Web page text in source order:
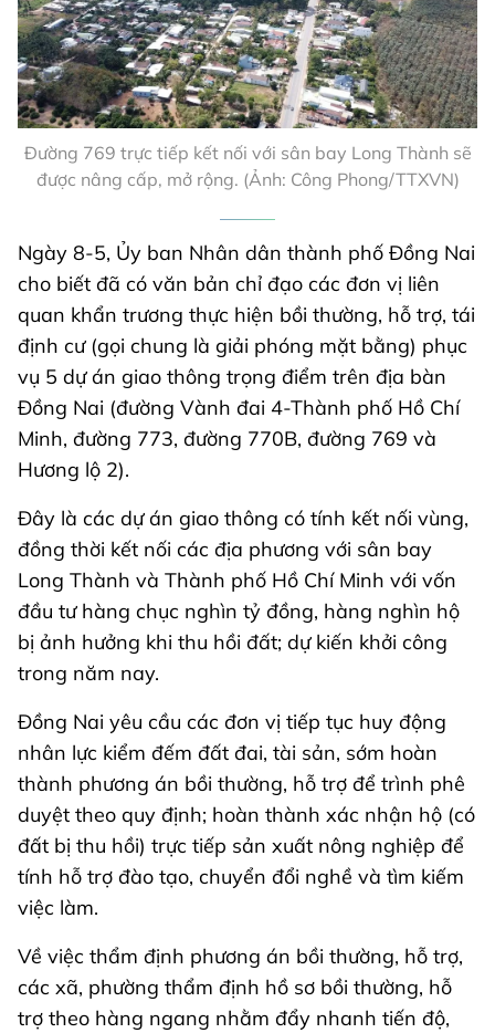
Đường 769 trực tiếp kết nối với sân bay Long Thành sẽ
được nâng cấp, mở rộng. (Ảnh: Công Phong/TTXVN)
Ngày 8-5, Ủy ban Nhân dân thành phố Đồng Nai
cho biết đã có văn bản chỉ đạo các đơn vị liên
quan khẩn trương thực hiện bồi thường, hỗ trợ, tái
định cư (gọi chung là giải phóng mặt bằng) phục
vụ 5 dự án giao thông trọng điểm trên địa bàn
Đồng Nai (đường Vành đai 4-Thành phố Hồ Chí
Minh, đường 773, đường 770B, đường 769 và
Hương lộ 2).
Đây là các dự án giao thông có tính kết nối vùng,
đồng thời kết nối các địa phương với sân bay
Long Thành và Thành phố Hồ Chí Minh với vốn
đầu tư hàng chục nghìn tỷ đồng, hàng nghìn hộ
bị ảnh hưởng khi thu hồi đất; dự kiến khởi công
trong năm nay.
Đồng Nai yêu cầu các đơn vị tiếp tục huy động
nhân lực kiểm đếm đất đai, tài sản, sớm hoàn
thành phương án bồi thường, hỗ trợ để trình phê
duyệt theo quy định; hoàn thành xác nhận hộ (có
đất bị thu hồi) trực tiếp sản xuất nông nghiệp để
tính hỗ trợ đào tạo, chuyển đổi nghề và tìm kiếm
việc làm.
Về việc thẩm định phương án bồi thường, hỗ trợ,
các xã, phường thẩm định hồ sơ bồi thường, hỗ
trợ theo hàng ngang nhằm đẩy nhanh tiến độ,